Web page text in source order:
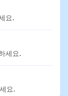
요.
세요.
요.